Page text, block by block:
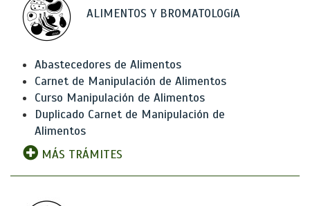
ALIMENTOS Y BROMATOLOGíA
Abastecedores de Alimentos
Carnet de Manipulación de Alimentos
Curso Manipulación de Alimentos
Duplicado Carnet de Manipulación de
Alimentos
MÁS TRÁMITES